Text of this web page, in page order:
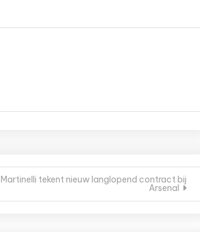
Martinelli tekent nieuw langlopend contract bij
Arsenal